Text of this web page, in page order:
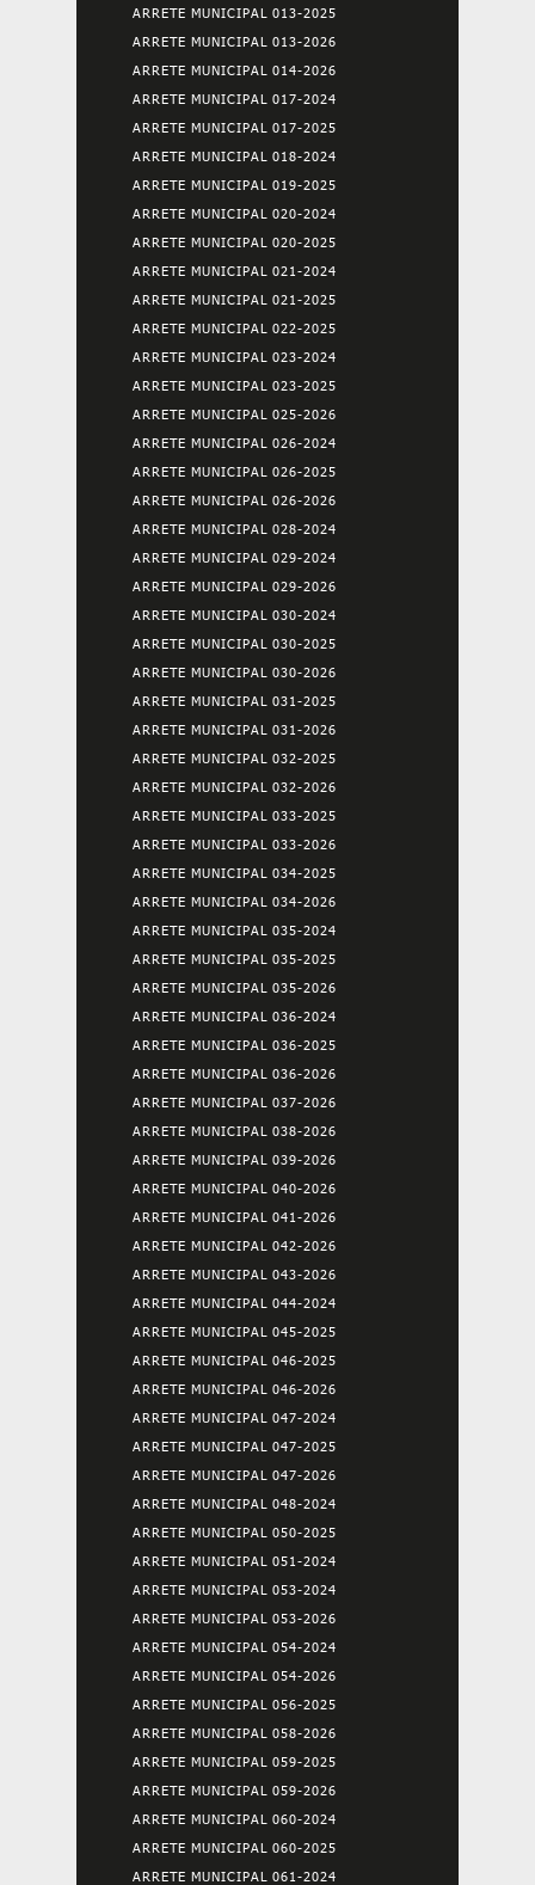
ARRETE MUNICIPAL 013-2025
ARRETE MUNICIPAL 013-2026
ARRETE MUNICIPAL 014-2026
ARRETE MUNICIPAL 017-2024
ARRETE MUNICIPAL 017-2025
ARRETE MUNICIPAL 018-2024
ARRETE MUNICIPAL 019-2025
ARRETE MUNICIPAL 020-2024
ARRETE MUNICIPAL 020-2025
ARRETE MUNICIPAL 021-2024
ARRETE MUNICIPAL 021-2025
ARRETE MUNICIPAL 022-2025
ARRETE MUNICIPAL 023-2024
ARRETE MUNICIPAL 023-2025
ARRETE MUNICIPAL 025-2026
ARRETE MUNICIPAL 026-2024
ARRETE MUNICIPAL 026-2025
ARRETE MUNICIPAL 026-2026
ARRETE MUNICIPAL 028-2024
ARRETE MUNICIPAL 029-2024
ARRETE MUNICIPAL 029-2026
ARRETE MUNICIPAL 030-2024
ARRETE MUNICIPAL 030-2025
ARRETE MUNICIPAL 030-2026
ARRETE MUNICIPAL 031-2025
ARRETE MUNICIPAL 031-2026
ARRETE MUNICIPAL 032-2025
ARRETE MUNICIPAL 032-2026
ARRETE MUNICIPAL 033-2025
ARRETE MUNICIPAL 033-2026
ARRETE MUNICIPAL 034-2025
ARRETE MUNICIPAL 034-2026
ARRETE MUNICIPAL 035-2024
ARRETE MUNICIPAL 035-2025
ARRETE MUNICIPAL 035-2026
ARRETE MUNICIPAL 036-2024
ARRETE MUNICIPAL 036-2025
ARRETE MUNICIPAL 036-2026
ARRETE MUNICIPAL 037-2026
ARRETE MUNICIPAL 038-2026
ARRETE MUNICIPAL 039-2026
ARRETE MUNICIPAL 040-2026
ARRETE MUNICIPAL 041-2026
ARRETE MUNICIPAL 042-2026
ARRETE MUNICIPAL 043-2026
ARRETE MUNICIPAL 044-2024
ARRETE MUNICIPAL 045-2025
ARRETE MUNICIPAL 046-2025
ARRETE MUNICIPAL 046-2026
ARRETE MUNICIPAL 047-2024
ARRETE MUNICIPAL 047-2025
ARRETE MUNICIPAL 047-2026
ARRETE MUNICIPAL 048-2024
ARRETE MUNICIPAL 050-2025
ARRETE MUNICIPAL 051-2024
ARRETE MUNICIPAL 053-2024
ARRETE MUNICIPAL 053-2026
ARRETE MUNICIPAL 054-2024
ARRETE MUNICIPAL 054-2026
ARRETE MUNICIPAL 056-2025
ARRETE MUNICIPAL 058-2026
ARRETE MUNICIPAL 059-2025
ARRETE MUNICIPAL 059-2026
ARRETE MUNICIPAL 060-2024
ARRETE MUNICIPAL 060-2025
ARRETE MUNICIPAL 061-2024